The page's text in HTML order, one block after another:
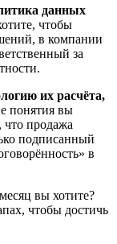
данных
чтобы
в компании
за
их расчёта,
понятия вы
что продажа
подписанный
в
вы хотите?
чтобы достичь